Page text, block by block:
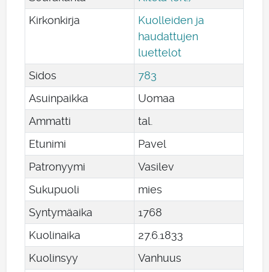
Kirkonkirja
Kuolleiden ja
haudattujen
luettelot
Sidos
783
Asuinpaikka
Uomaa
Ammatti
tal.
Etunimi
Pavel
Patronyymi
Vasilev
Sukupuoli
mies
Syntymäaika
1768
Kuolinaika
27.61833
Kuolinsyy
Vanhuus